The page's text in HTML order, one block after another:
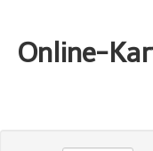
Online-